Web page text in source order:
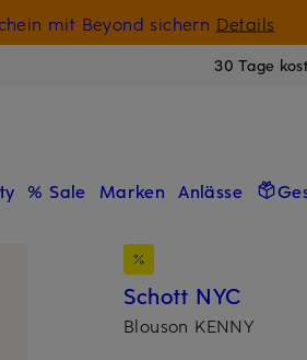
mit Beyond sichern Details
30 Tage
% Sale Marken Anlässe
Schott NYC
Blouson KENNY